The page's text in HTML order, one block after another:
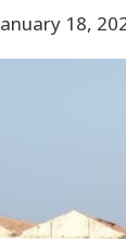
18,